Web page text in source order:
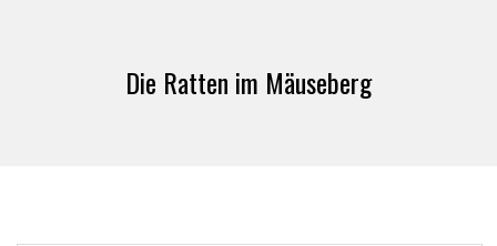
Die Ratten im Mäuseberg